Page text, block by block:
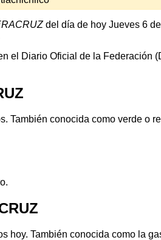
del día de hoy Jueves 6
el Diario Oficial de la Federación
conocida como verde o
También conocida como la